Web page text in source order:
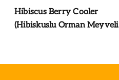
Hibiscus Berry Cooler
(Hibiskuslu Orman Meyveli